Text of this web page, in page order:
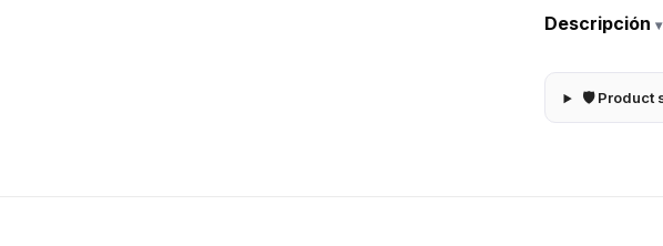
Descripción▾
🛡 Product